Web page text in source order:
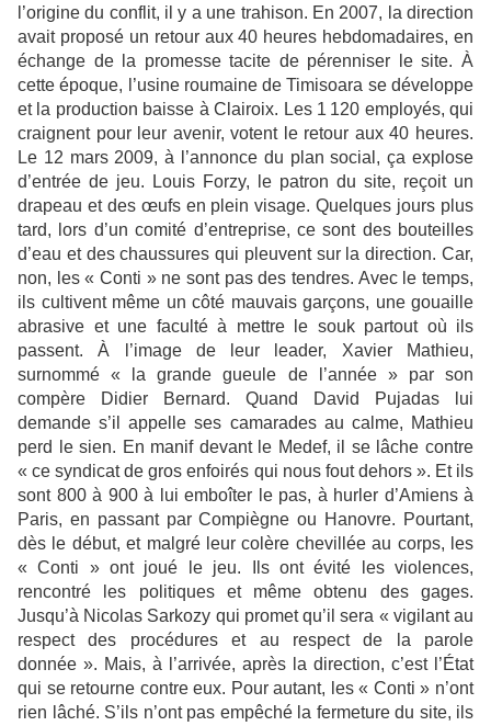
l’origine du conflit, il y a une trahison. En 2007, la direction
avait proposé un retour aux 40 heures hebdomadaires, en
échange de la promesse tacite de pérenniser le site. À
cette époque, l’usine roumaine de Timisoara se développe
et la production baisse à Clairoix. Les 1 120 employés, qui
craignent pour leur avenir, votent le retour aux 40 heures.
Le 12 mars 2009, à l’annonce du plan social, ça explose
d’entrée de jeu. Louis Forzy, le patron du site, reçoit un
drapeau et des œufs en plein visage. Quelques jours plus
tard, lors d’un comité d’entreprise, ce sont des bouteilles
d’eau et des chaussures qui pleuvent sur la direction. Car,
non, les « Conti » ne sont pas des tendres. Avec le temps,
ils cultivent même un côté mauvais garçons, une gouaille
abrasive et une faculté à mettre le souk partout où ils
passent. À l’image de leur leader, Xavier Mathieu,
surnommé « la grande gueule de l’année » par son
compère Didier Bernard. Quand David Pujadas lui
demande s’il appelle ses camarades au calme, Mathieu
perd le sien. En manif devant le Medef, il se lâche contre
« ce syndicat de gros enfoirés qui nous fout dehors ». Et ils
sont 800 à 900 à lui emboîter le pas, à hurler d’Amiens à
Paris, en passant par Compiègne ou Hanovre. Pourtant,
dès le début, et malgré leur colère chevillée au corps, les
« Conti » ont joué le jeu. Ils ont évité les violences,
rencontré les politiques et même obtenu des gages.
Jusqu’à Nicolas Sarkozy qui promet qu’il sera « vigilant au
respect des procédures et au respect de la parole
donnée ». Mais, à l’arrivée, après la direction, c’est l’État
qui se retourne contre eux. Pour autant, les « Conti » n’ont
rien lâché. S’ils n’ont pas empêché la fermeture du site, ils